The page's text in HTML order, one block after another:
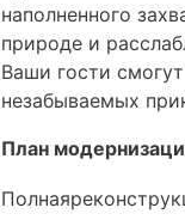
наполненного
природе и
Ваши гости
незабываемых
План